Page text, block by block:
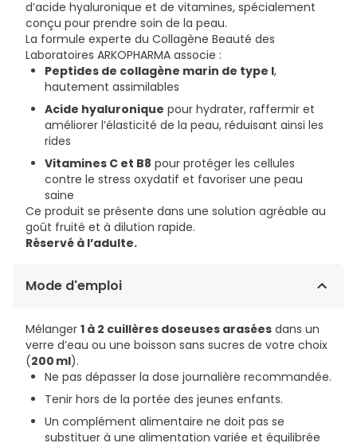
d’acide hyaluronique et de vitamines, spécialement
conçu pour prendre soin de la peau.
La formule experte du Collagène Beauté des
Laboratoires ARKOPHARMA associe :
Peptides de collagène marin de type I,
hautement assimilables
Acide hyaluronique pour hydrater, raffermir et
améliorer l’élasticité de la peau, réduisant ainsi les
rides
Vitamines C et B8 pour protéger les cellules
contre le stress oxydatif et favoriser une peau
saine
Ce produit se présente dans une solution agréable au
goût fruité et à dilution rapide.
Réservé à l’adulte.
Mode d'emploi
Mélanger 1 à 2 cuillères doseuses arasées dans un
verre d’eau ou une boisson sans sucres de votre choix
(200 ml).
Ne pas dépasser la dose journalière recommandée.
Tenir hors de la portée des jeunes enfants.
Un complément alimentaire ne doit pas se
substituer à une alimentation variée et équilibrée